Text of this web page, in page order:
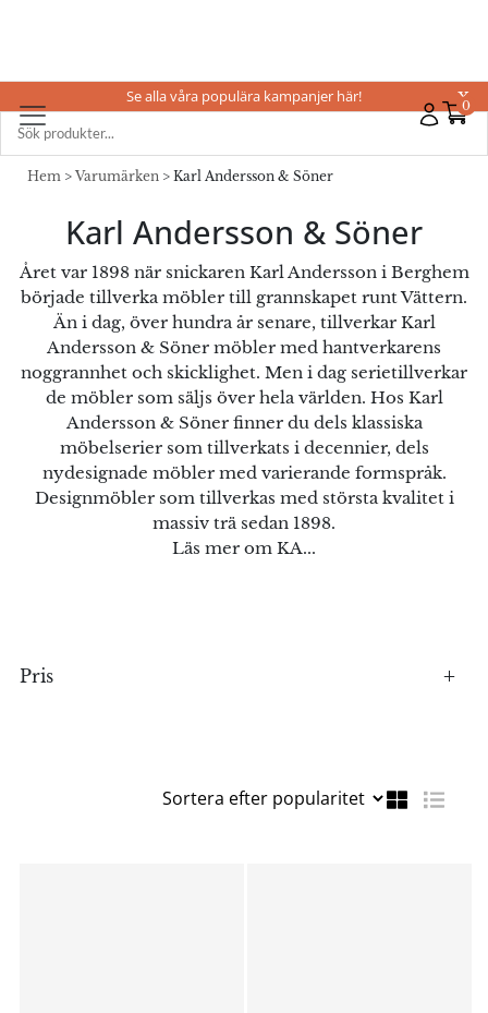
0
Se alla våra populära kampanjer här! X
Hem > Varumärken > Karl Andersson & Söner
Karl Andersson & Söner
Året var 1898 när snickaren Karl Andersson i Berghem
började tillverka möbler till grannskapet runt Vättern.
Än i dag, över hundra år senare, tillverkar Karl
Andersson & Söner möbler med hantverkarens
noggrannhet och skicklighet. Men i dag serietillverkar
de möbler som säljs över hela världen. Hos Karl
Andersson & Söner finner du dels klassiska
möbelserier som tillverkats i decennier, dels
nydesignade möbler med varierande formspråk.
Designmöbler som tillverkas med största kvalitet i
massiv trä sedan 1898.
Läs mer om KA...
Pris